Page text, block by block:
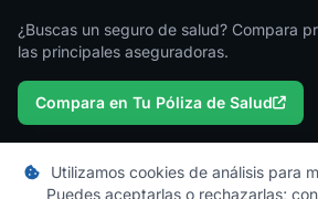
Palencia
Pontevedra
Salamanca
Santa Cruz de Tenerife
¿Buscas un seguro de salud? Compara
las principales aseguradoras.
Compara en Tu Póliza de Salud
Utilizamos cookies de análisis para
Puedes aceptarlas o rechazarlas;